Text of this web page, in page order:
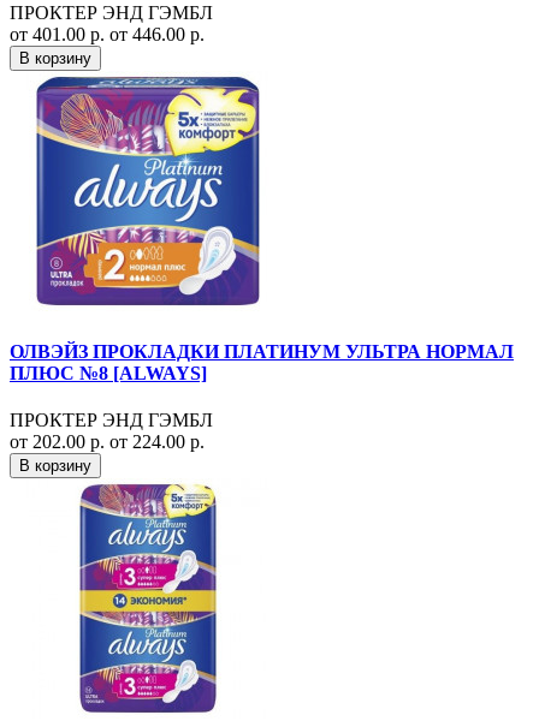
ПРОКТЕР ЭНД ГЭМБЛ
от 401.00 р. от 446.00 р.
В корзину
ОЛВЭЙЗ ПРОКЛАДКИ ПЛАТИНУМ УЛЬТРА НОРМАЛ
ПЛЮС №8 [ALWAYS]
ПРОКТЕР ЭНД ГЭМБЛ
от 202.00 р. от 224.00 р.
В корзину